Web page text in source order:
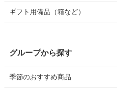
ギフト用備品（箱など）
グループから探す
季節のおすすめ商品